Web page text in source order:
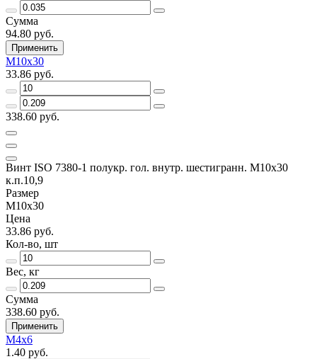
Сумма
94.80 руб.
Применить
М10х30
33.86 руб.
338.60 руб.
Винт ISO 7380-1 полукр. гол. внутр. шестигранн. М10х30
к.п.10,9
Размер
М10х30
Цена
33.86 руб.
Кол-во, шт
Вес, кг
Сумма
338.60 руб.
Применить
М4х6
1.40 руб.